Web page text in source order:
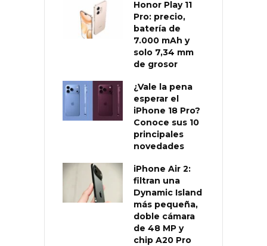
Honor Play 11
Pro: precio,
batería de
7.000 mAh y
solo 7,34 mm
de grosor
¿Vale la pena
esperar el
iPhone 18 Pro?
Conoce sus 10
principales
novedades
iPhone Air 2:
filtran una
Dynamic Island
más pequeña,
doble cámara
de 48 MP y
chip A20 Pro